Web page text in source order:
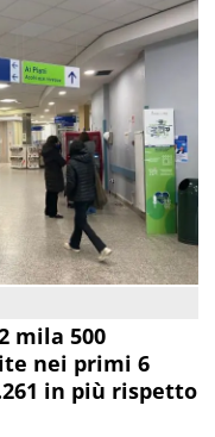
mila 500
nei primi 6
in più rispetto